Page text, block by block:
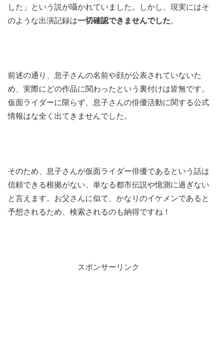
した」という説が囁かれていました。しかし、現実にはそ
のような出演記録は一切確認できませんでした。
前述の通り、息子さんの名前や顔が公表されていないた
め、実際にどの作品に関わったという裏付けは皆無です。
仮面ライダーに限らず、息子さんの俳優活動に関する公式
情報はな全く出てきませんでした。
そのため、息子さんが仮面ライダー俳優であるという話は
信頼できる根拠がない、単なる都市伝説や憶測に過ぎない
と言えます。お父さんに似て、かなりのイケメンであると
予想されるため、検索されるのも納得ですね！
スポンサーリンク